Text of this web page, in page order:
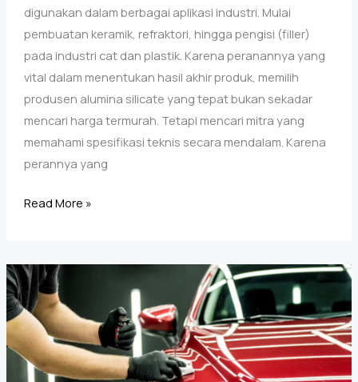
digunakan dalam berbagai aplikasi industri. Mulai
pembuatan keramik, refraktori, hingga pengisi (filler)
pada industri cat dan plastik. Karena peranannya yang
vital dalam menentukan hasil akhir produk, memilih
produsen alumina silicate yang tepat bukan sekadar
mencari harga termurah. Tetapi mencari mitra yang
memahami spesifikasi teknis secara mendalam. Karena
perannya yang
Panduan
Alumina
Silicate
untuk
Industri
Read More »